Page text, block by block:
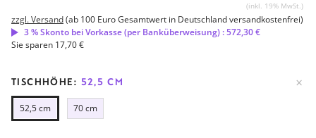
(inkl. 19% MwSt.)
zzgl. Versand(ab 100 Euro Gesamtwert in Deutschland versandkostenfrei)
3 % Skonto bei Vorkasse (per Banküberweisung) : 572,30 €
Sie sparen 17,70 €
TISCHHÖHE:52,5 CM
52,5 cm 70 cm